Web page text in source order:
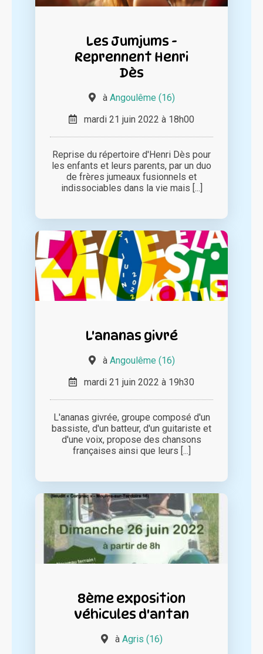
Les Jumjums -
Reprennent Henri
Dès
à Angoulême (16)
mardi 21 juin 2022 à 18h00
Reprise du répertoire d'Henri Dès pour
les enfants et leurs parents, par un duo
de frères jumeaux fusionnels et
indissociables dans la vie mais [...]
L'ananas givré
à Angoulême (16)
mardi 21 juin 2022 à 19h30
L'ananas givrée, groupe composé d'un
bassiste, d'un batteur, d'un guitariste et
d'une voix, propose des chansons
françaises ainsi que leurs [...]
8ème exposition
véhicules d'antan
à Agris (16)